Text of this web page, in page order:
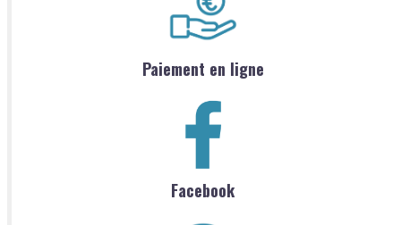
Paiement en ligne
Facebook